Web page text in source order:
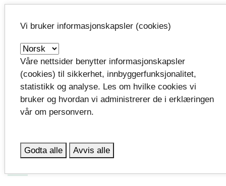
for dokumenterte utgifter på anmodning fra søker.
Sluttutbetaling gjøres når sluttrapport er sendt inn.
Sluttrapporten skal inneholde beskrivelse av
gjennomført tiltak med bilder som viser arbeide før,
under og etter istandsetting. Regnskap med forklaring
til budsjett og av eventuelle avvik skal også legges
ved.
Krav til kompetanse
Vi bruker informasjonskapsler (cookies)
Våre nettsider benytter informasjonskapsler
(cookies) til sikkerhet, innbyggerfunksjonalitet,
statistikk og analyse. Les om hvilke cookies vi
bruker og hvordan vi administrerer de i erklæringen
vår om personvern.
Godta alle Avvis alle